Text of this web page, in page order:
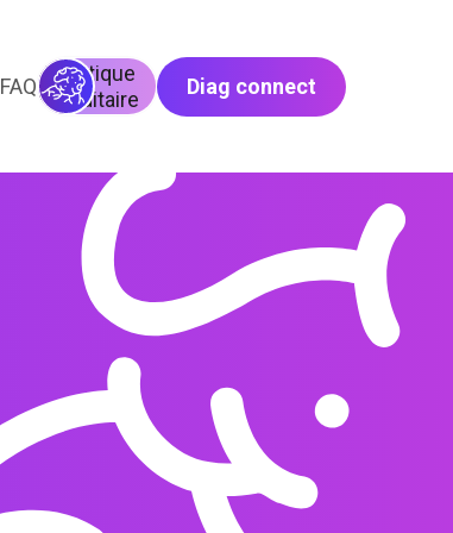
FAQ
Génétique
héréditaire
Diag connect